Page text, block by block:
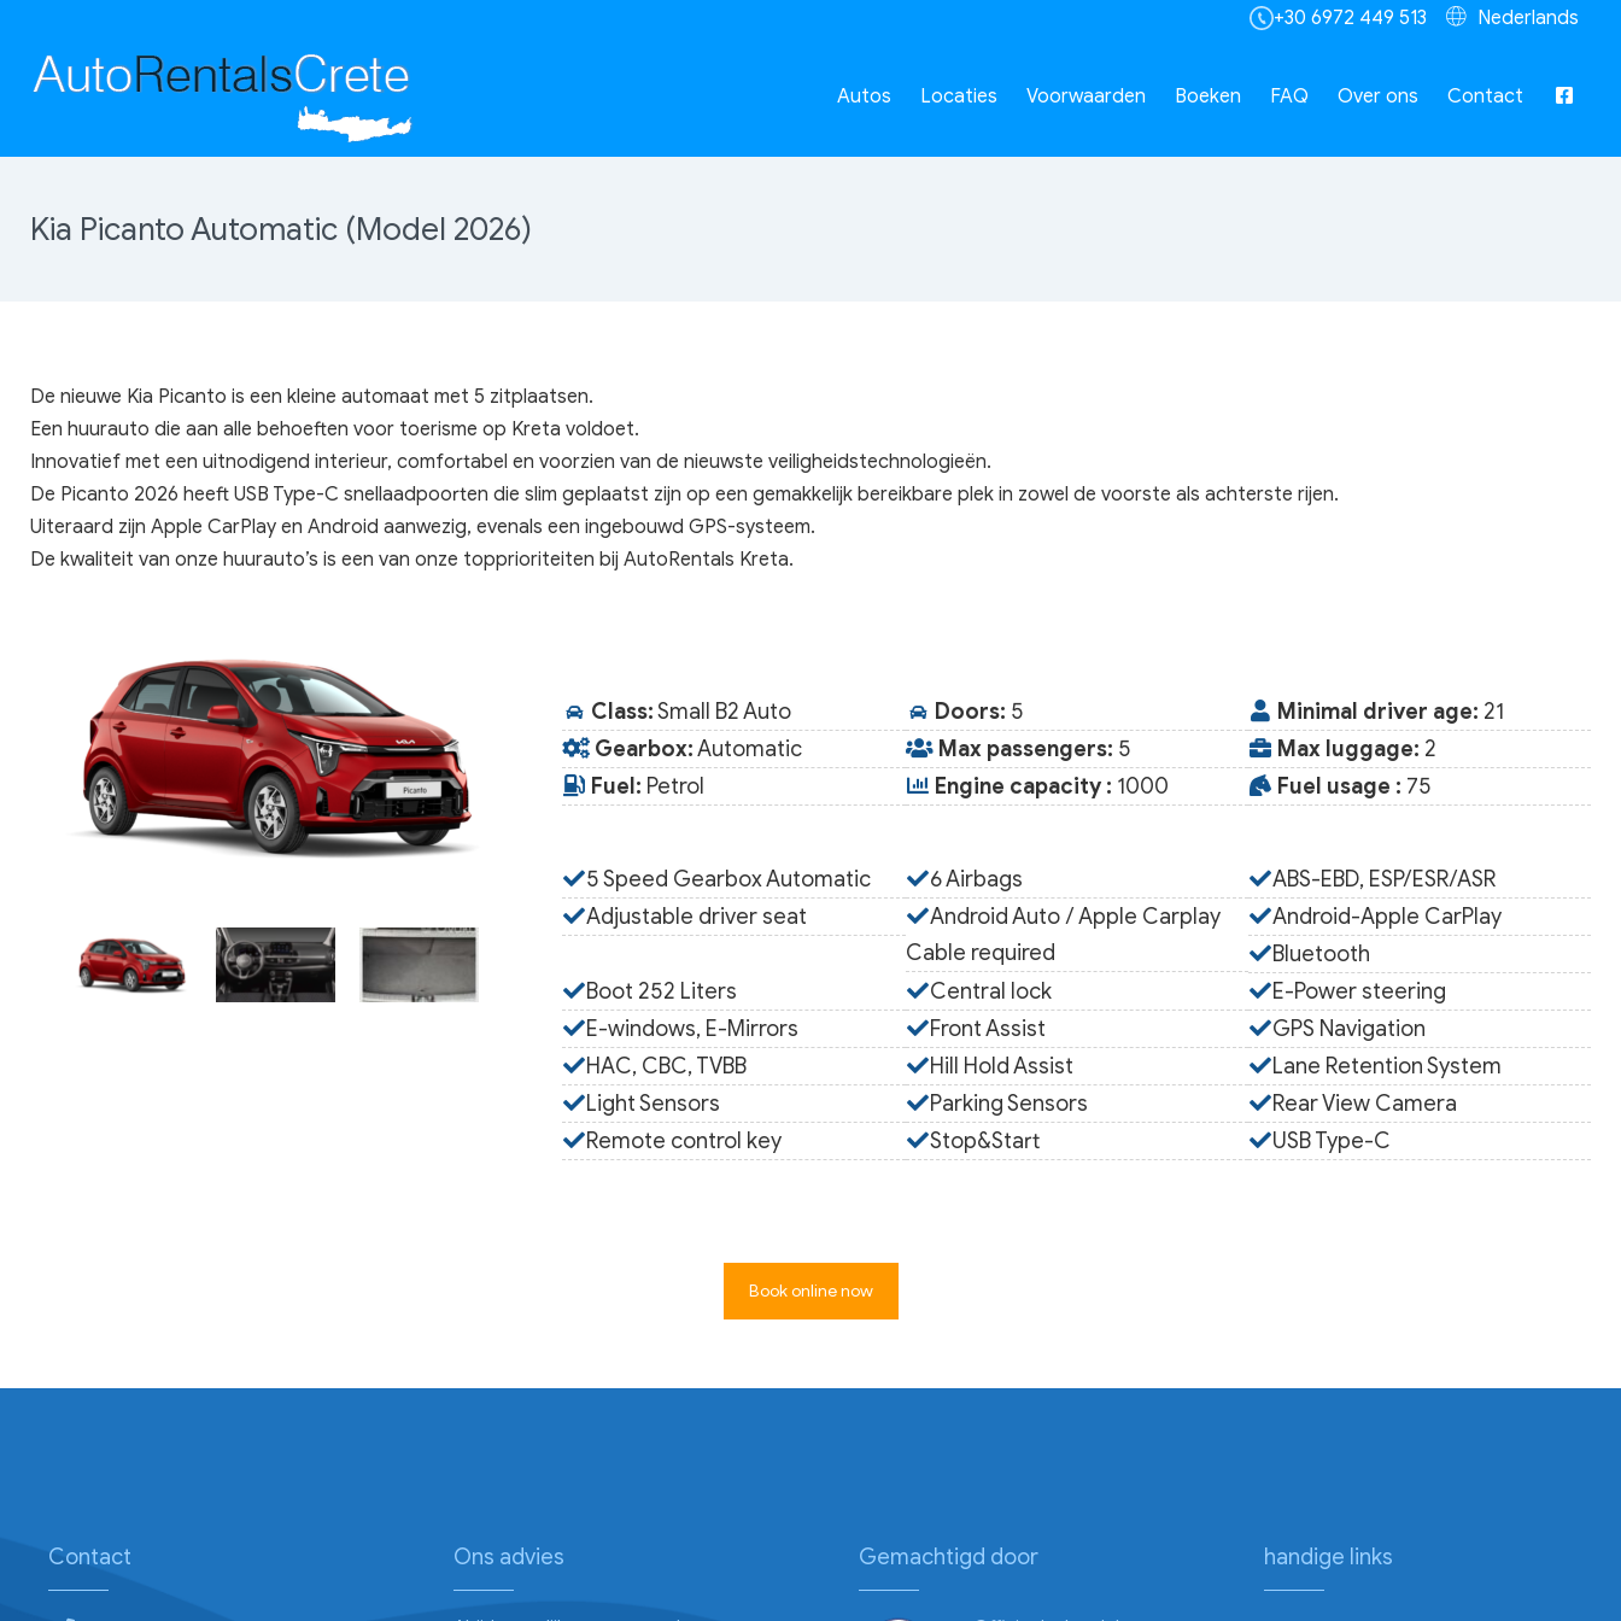
Nederlands
+30 6972 449 513
Autos Locaties Voorwaarden Boeken FAQ Over ons Contact
Kia Picanto Automatic (Model 2026)
De nieuwe Kia Picanto is een kleine automaat met 5 zitplaatsen.
Een huurauto die aan alle behoeften voor toerisme op Kreta voldoet.
Innovatief met een uitnodigend interieur, comfortabel en voorzien van de nieuwste veiligheidstechnologieën.
De Picanto 2026 heeft USB Type-C snellaadpoorten die slim geplaatst zijn op een gemakkelijk bereikbare plek in zowel de voorste als achterste rijen.
Uiteraard zijn Apple CarPlay en Android aanwezig, evenals een ingebouwd GPS-systeem.
De kwaliteit van onze huurauto’s is een van onze topprioriteiten bij AutoRentals Kreta.
Class:Small B2 Auto Doors: 5 Minimal driver age: 21
Gearbox:Automatic Max passengers: 5 Max luggage: 2
Fuel: Petrol Engine capacity : 1000 Fuel usage : 75
5 Speed Gearbox Automatic 6 Airbags
ABS-EBD, ESP/ESR/ASR
Adjustable driver seat
Android Auto / Apple Carplay
Cable required
Android-Apple CarPlay
Bluetooth
Boot 252 Liters
Central lock
E-Power steering
E-windows, E-Mirrors
Front Assist
GPS Navigation
HAC, CBC, TVBB
Hill Hold Assist
Lane Retention System
Light Sensors
Parking Sensors
Rear View Camera
Remote control key
Stop&Start USB Type-C
Book online now
Contact Ons advies Gemachtigd door handige links